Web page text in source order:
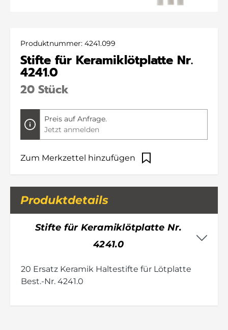
Produktnummer: 4241.099
Stifte für Keramiklötplatte Nr.
4241.0
20 Stück
Preis auf Anfrage.
Jetzt anmelden
Zum Merkzettel hinzufügen
Produktdetails
Stifte für Keramiklötplatte Nr.
4241.0
20 Ersatz Keramik Haltestifte für Lötplatte
Best.-Nr. 4241.0